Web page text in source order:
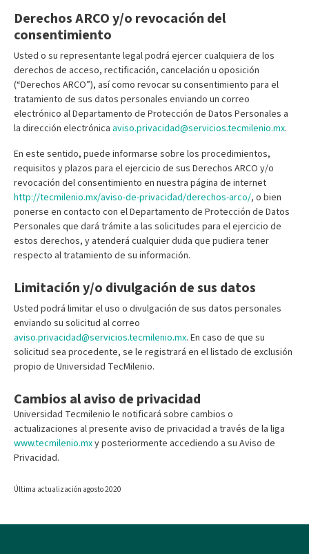
Derechos ARCO y/o revocación del
consentimiento
Usted o su representante legal podrá ejercer cualquiera de los
derechos de acceso, rectificación, cancelación u oposición
(“Derechos ARCO”), así como revocar su consentimiento para el
tratamiento de sus datos personales enviando un correo
electrónico al Departamento de Protección de Datos Personales a
la dirección electrónica aviso.privacidad@servicios.tecmilenio.mx.
En este sentido, puede informarse sobre los procedimientos,
requisitos y plazos para el ejercicio de sus Derechos ARCO y/o
revocación del consentimiento en nuestra página de internet
http://tecmilenio.mx/aviso-de-privacidad/derechos-arco/, o bien
ponerse en contacto con el Departamento de Protección de Datos
Personales que dará trámite a las solicitudes para el ejercicio de
estos derechos, y atenderá cualquier duda que pudiera tener
respecto al tratamiento de su información.
Limitación y/o divulgación de sus datos
Usted podrá limitar el uso o divulgación de sus datos personales
enviando su solicitud al correo
aviso.privacidad@servicios.tecmilenio.mx. En caso de que su
solicitud sea procedente, se le registrará en el listado de exclusión
propio de Universidad TecMilenio.
Cambios al aviso de privacidad
Universidad Tecmilenio le notificará sobre cambios o
actualizaciones al presente aviso de privacidad a través de la liga
www.tecmilenio.mxy posteriormente accediendo a su Aviso de
Privacidad.
Última actualización agosto 2020